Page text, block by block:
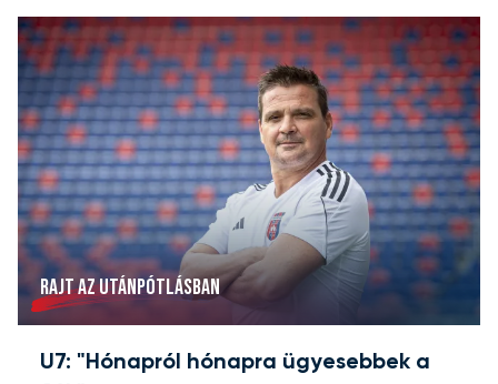
RAJT AZ UTÁNPÓTLÁSBAN
U7: "Hónapról hónapra ügyesebbek a